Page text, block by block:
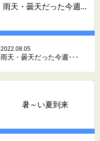
雨天・曇天だった今週…
2022.08.05
雨天・曇天だった今週･･･
暑～い夏到来